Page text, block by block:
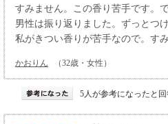
すみません。この香り苦手です。
男性は振り返りました。ずっとつ
私がきつい香りが苦手なので。すみ
かおりん （32歳・女性）
5人が参考になったと